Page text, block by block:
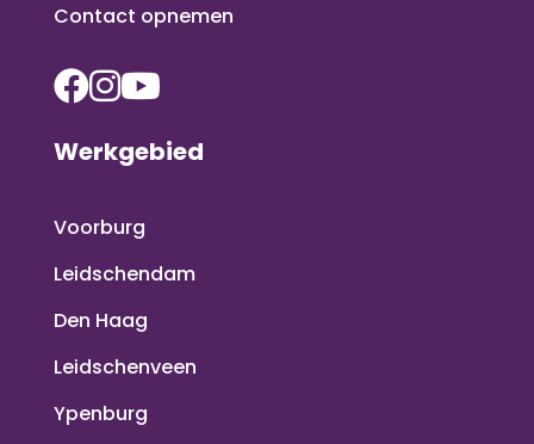
Contact opnemen
Werkgebied
Voorburg
Leidschendam
Den Haag
Leidschenveen
Ypenburg